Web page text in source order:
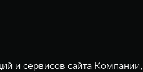
и сервисов сайта